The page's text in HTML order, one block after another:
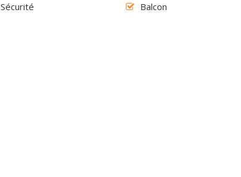
Sécurité
Balcon